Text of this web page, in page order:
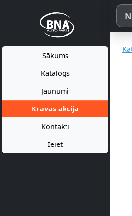
Sākums
Katalogs
Jaunumi
Kravas akcija
Kontakti
Ieiet